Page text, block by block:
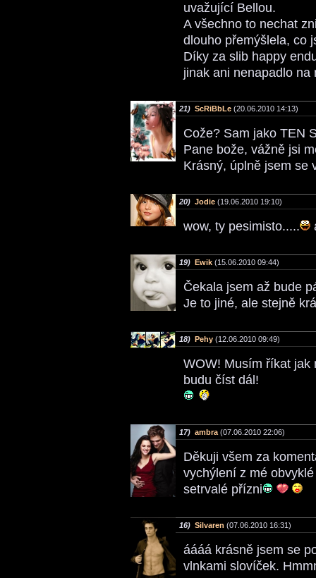
uvažující Bellou.
A všechno to nechat
dlouho přemýšlela, co
Díky za slib happy
jinak ani nenapadlo
21) ScRiBbLe (20.06.2010 14:13)
Cože? Sam jako TEN
Pane bože, vážně jsi
Krásný, úplně jsem se
20) Jodie (19.06.2010 19:10)
wow, ty pesimisto.....
19) Ewik (15.06.2010 09:44)
Čekala jsem až bude
Je to jiné, ale stejně
18) Pehy (12.06.2010 09:49)
WOW! Musím říkat
budu číst dál!
17) ambra (07.06.2010 22:06)
Děkuji všem za
vychýlení z mé
setrvalé přízni
16) Silvaren (07.06.2010 16:31)
áááá krásně jsem se
vlnkami slovíček.